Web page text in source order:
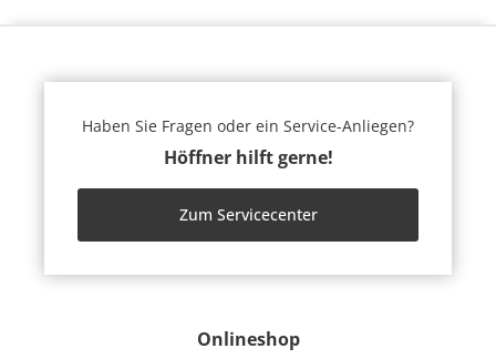
Onlineshop
Haben Sie Fragen oder ein Service-Anliegen?
Höffner hilft gerne!
Zum Servicecenter